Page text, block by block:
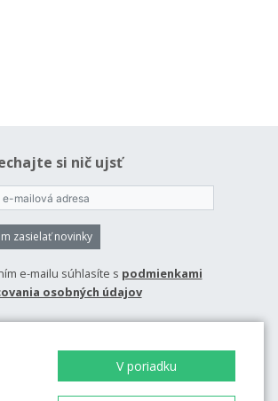
si nič ujsť
zasielať novinky
e-mailu súhlasíte s podmienkami
osobných údajov
V poriadku